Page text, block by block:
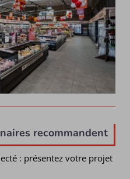
recommandent
: présentez votre projet